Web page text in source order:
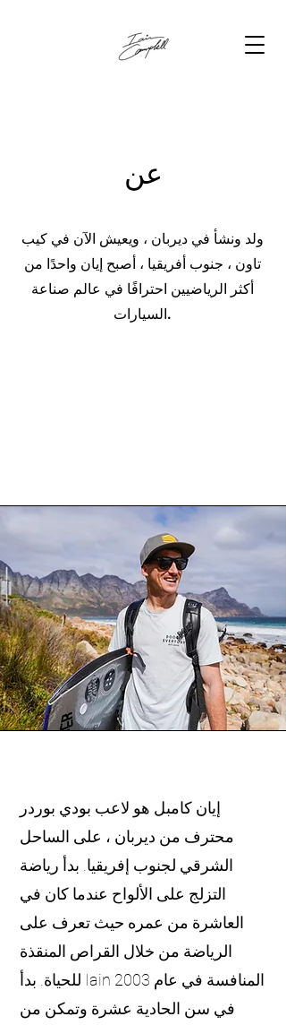
عن
ولد ونشأ في ديربان ، ويعيش الآن في كيب
تاون ، جنوب أفريقيا ، أصبح إيان واحدًا من
أكثر الرياضيين احترافًا في عالم صناعة
السيارات.
إيان كامبل هو لاعب بودي بوردر
محترف من ديربان ، على الساحل
الشرقي لجنوب إفريقيا. بدأ رياضة
التزلج على الألواح عندما كان في
العاشرة من عمره حيث تعرف على
الرياضة من خلال القراص المنقذة
للحياة. بدأ Iain المنافسة في عام 2003
في سن الحادية عشرة وتمكن من